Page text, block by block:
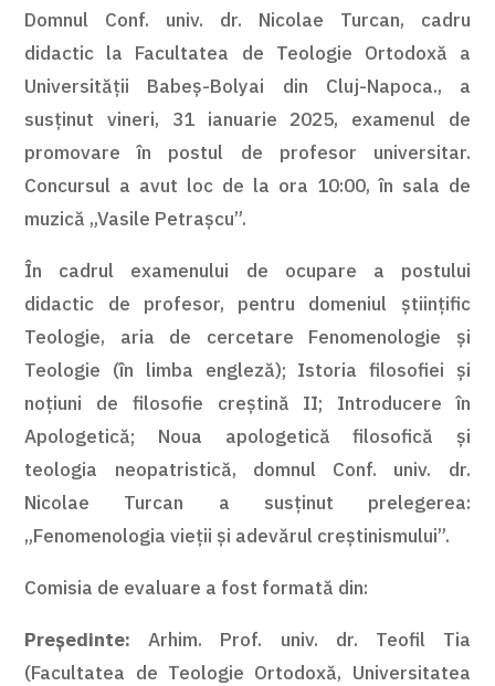
Domnul Conf. univ. dr. Nicolae Turcan, cadru
didactic la Facultatea de Teologie Ortodoxă a
Universității Babeș-Bolyai din Cluj-Napoca., a
susținut vineri, 31 ianuarie 2025, examenul de
promovare în postul de profesor universitar.
Concursul a avut loc de la ora 10:00, în sala de
muzică „Vasile Petrașcu”.
În cadrul examenului de ocupare a postului
didactic de profesor, pentru domeniul științific
Teologie, aria de cercetare Fenomenologie și
Teologie (în limba engleză); Istoria filosofiei și
noțiuni de filosofie creștină II; Introducere în
Apologetică; Noua apologetică filosofică și
teologia neopatristică, domnul Conf. univ. dr.
Nicolae Turcan a susținut prelegerea:
„Fenomenologia vieții și adevărul creștinismului”.
Comisia de evaluare a fost formată din:
Președinte:Arhim. Prof. univ. dr. Teofil Tia
(Facultatea de Teologie Ortodoxă, Universitatea